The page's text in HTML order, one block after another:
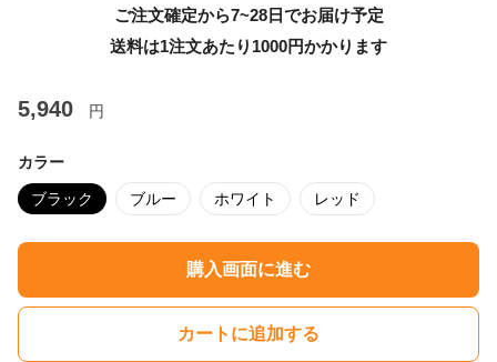
ご注文確定から7~28日でお届け予定
送料は1注文あたり 1000円かかります
5,940 円
カラー
ブラック ブルー ホワイト レッド
購入画面に進む
カートに追加する